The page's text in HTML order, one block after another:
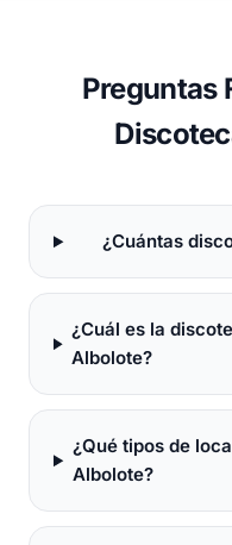
Preguntas
¿Cuántas
¿Cuál es la
Albolote?
¿Qué tipos de
Albolote?